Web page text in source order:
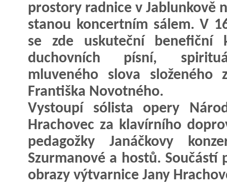
prostory radnice v Jablunkově
stanou koncertním sálem. V
se zde uskuteční benefiční
duchovních písní,
mluveného slova složeného
Františka Novotného.
Vystoupí sólista opery
Hrachovec za klavírního
pedagožky Janáčkovy
Szurmanové a hostů.
obrazy výtvarnice Jany